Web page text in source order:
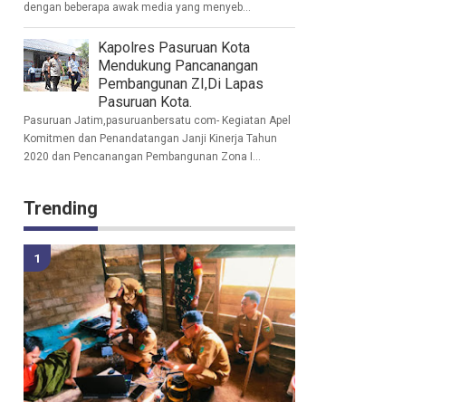
dengan beberapa awak media yang menyeb...
Kapolres Pasuruan Kota
Mendukung Pancanangan
Pembangunan ZI,Di Lapas
Pasuruan Kota.
Pasuruan Jatim,pasuruanbersatu com- Kegiatan Apel
Komitmen dan Penandatangan Janji Kinerja Tahun
2020 dan Pencanangan Pembangunan Zona I...
Trending